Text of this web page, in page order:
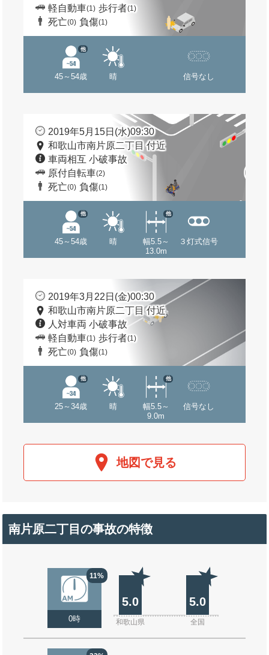
軽自動車(1) 歩行者(1)
死亡(0) 負傷(1)
45～54歳
他
晴 信号なし
2019年5月15日(水)09:30
和歌山市南片原二丁目 付近
車両相互 小破事故
原付自転車(2)
死亡(0) 負傷(1)
45～54歳
他
晴
幅5.5～
13.0m
他
３灯式信号
2019年3月22日(金)00:30
和歌山市南片原二丁目 付近
人対車両 小破事故
軽自動車(1) 歩行者(1)
死亡(0) 負傷(1)
25～34歳
他
晴
幅5.5～
9.0m
他
信号なし
地図で見る
南片原二丁目の事故の特徴
11%
0時
5.0 5.0
和歌山県 全国